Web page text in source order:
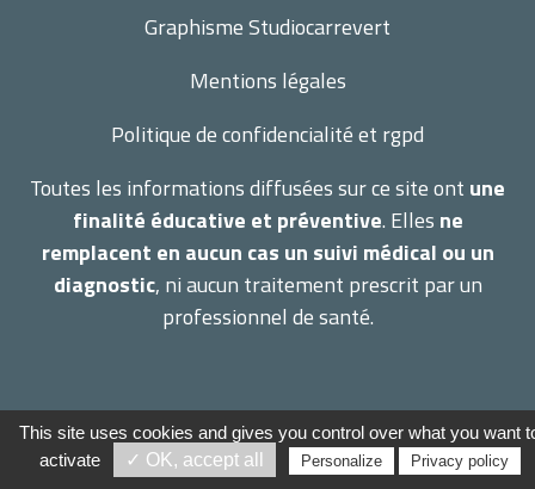
GraphismeStudiocarrevert
Mentions légales
Politique de confidencialité et rgpd
Toutes les informations diffusées sur ce site ont une
finalité éducative et préventive. Elles ne
remplacent en aucun cas un suivi médical ou un
diagnostic, ni aucun traitement prescrit par un
professionnel de santé.
Terraherba 2026 –Mentions légales–Gestion des
cookies
This site uses cookies and gives you control over what you want
activate
✓ OK, accept all Personalize Privacy policy